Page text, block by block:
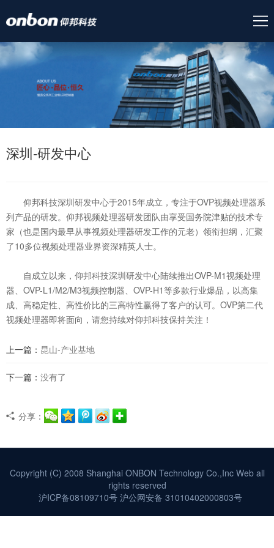
深圳-研发中心
仰邦科技深圳研发中心于2015年成立，专注于OVP视频处理器系
列产品的研发。仰邦视频处理器研发团队由享受国务院津贴的技术专
家（也是国内最早从事视频处理器研发工作的元老）领衔担纲，汇聚
了10多位视频处理器业界资深精英人士。
自成立以来，仰邦科技深圳研发中心陆续推出OVP-M1视频处理
器、OVP-L1/M2/M3视频控制器、OVP-H1等多款行业爆品，以高集
成、高稳定性、高性价比的三高特性赢得了客户的认可。OVP第二代
视频处理器即将面向，请您持续对仰邦科技保持关注！
上一篇： 昆山-产业基地
下一篇： 没有了
分享：
Copyright (C) 2008 Shanghai ONBON Technology Co.,Inc Web all
rights reserved
沪ICP备08109710号沪公网安备 31010402000803号